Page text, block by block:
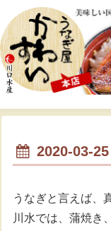
2020-03-25
うなぎと言えば、
川水では、蒲焼き